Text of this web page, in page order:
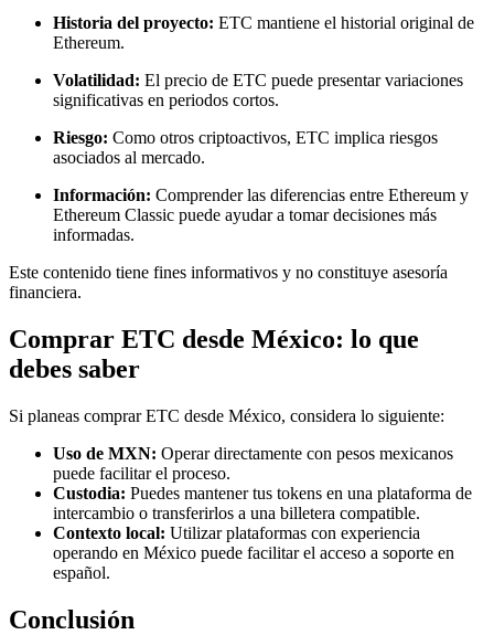
Historia del proyecto: ETC mantiene el historial original de
Ethereum.
Volatilidad: El precio de ETC puede presentar variaciones
significativas en periodos cortos.
Riesgo: Como otros criptoactivos, ETC implica riesgos
asociados al mercado.
Información: Comprender las diferencias entre Ethereum y
Ethereum Classic puede ayudar a tomar decisiones más
informadas.
Este contenido tiene fines informativos y no constituye asesoría
financiera.
Comprar ETC desde México: lo que
debes saber
Si planeas comprar ETC desde México, considera lo siguiente:
Uso de MXN: Operar directamente con pesos mexicanos
puede facilitar el proceso.
Custodia: Puedes mantener tus tokens en una plataforma de
intercambio o transferirlos a una billetera compatible.
Contexto local: Utilizar plataformas con experiencia
operando en México puede facilitar el acceso a soporte en
español.
Conclusión